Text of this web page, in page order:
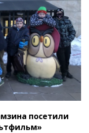
посетили